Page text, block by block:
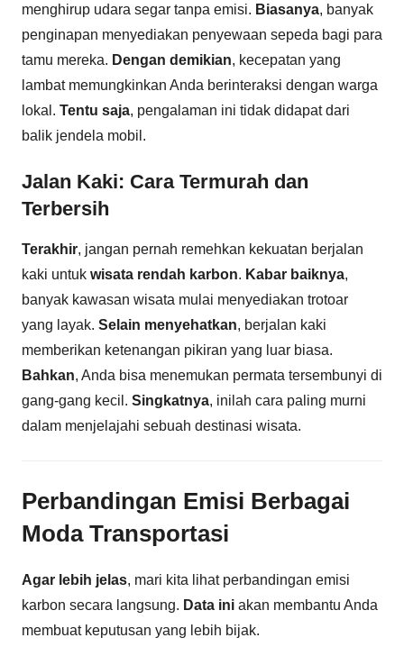
menghirup udara segar tanpa emisi. Biasanya, banyak
penginapan menyediakan penyewaan sepeda bagi para
tamu mereka. Dengan demikian, kecepatan yang
lambat memungkinkan Anda berinteraksi dengan warga
lokal. Tentu saja, pengalaman ini tidak didapat dari
balik jendela mobil.
Jalan Kaki: Cara Termurah dan
Terbersih
Terakhir, jangan pernah remehkan kekuatan berjalan
kaki untuk wisata rendah karbon. Kabar baiknya,
banyak kawasan wisata mulai menyediakan trotoar
yang layak. Selain menyehatkan, berjalan kaki
memberikan ketenangan pikiran yang luar biasa.
Bahkan, Anda bisa menemukan permata tersembunyi di
gang-gang kecil. Singkatnya, inilah cara paling murni
dalam menjelajahi sebuah destinasi wisata.
Perbandingan Emisi Berbagai
Moda Transportasi
Agar lebih jelas, mari kita lihat perbandingan emisi
karbon secara langsung. Data ini akan membantu Anda
membuat keputusan yang lebih bijak.